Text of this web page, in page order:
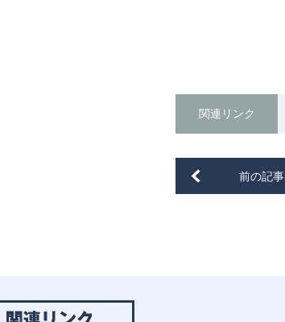
関連リンク
前の記事